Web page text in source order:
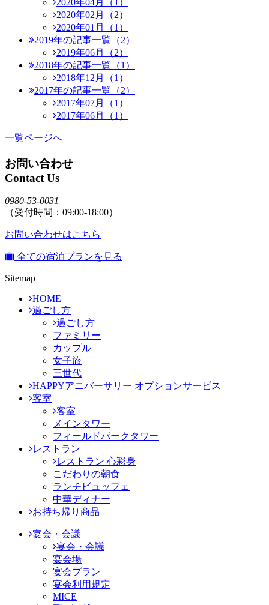
2020年04月（1）
2020年02月（2）
2020年01月（1）
2019年の記事一覧（2）
2019年06月（2）
2018年の記事一覧（1）
2018年12月（1）
2017年の記事一覧（2）
2017年07月（1）
2017年06月（1）
一覧ページへ
お問い合わせ
Contact Us
0980-53-0031
（受付時間：09:00-18:00）
お問い合わせはこちら
全ての宿泊プランを見る
Sitemap
HOME
過ごし方
過ごし方
ファミリー
カップル
女子旅
三世代
HAPPYアニバーサリー オプションサービス
客室
客室
メインタワー
フィールドパークタワー
レストラン
レストラン 心彩身
こだわりの朝食
ランチビュッフェ
中華ディナー
お持ち帰り商品
宴会・会議
宴会・会議
宴会場
宴会プラン
宴会利用規定
MICE